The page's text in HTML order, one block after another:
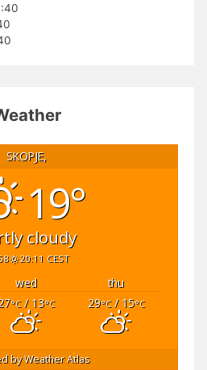
SKOPJE,
19°
cloudy
20:11 CEST
wed
thu
°C/ 13°C 29°C/ 15°C
byWeather Atlas